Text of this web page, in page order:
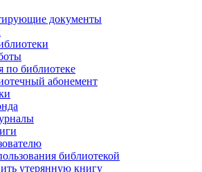
документы
по библиотеке
абонемент
библиотекой
утерянную книгу